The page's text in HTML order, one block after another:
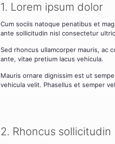
1. Lorem ipsum dolor
Cum soci­is nato­que pena­ti­bus et
ante sol­li­ci­tu­din nisl con­sec­te­tur
Sed rhon­cus ullam­cor­per mau­ris, ac
ante, vitae pre­ti­um lacus vehi­cu­la.
Mau­ris ornare dig­nis­sim est ut
vehi­cu­la velit. Pha­sel­lus et sem­per
2. Rhon­cus sol­li­ci­tu­din